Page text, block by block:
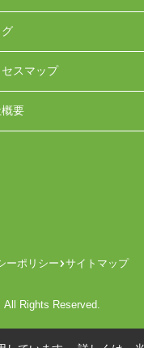
スマップ
要
ーポリシー サイトマップ
All Rights Reserved.